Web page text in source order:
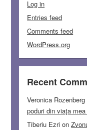
Log in
Entries feed
Comments feed
WordPress.org
Recent
Veronica Rozenberg
poduri din viaţa
Tiberiu Ezri on